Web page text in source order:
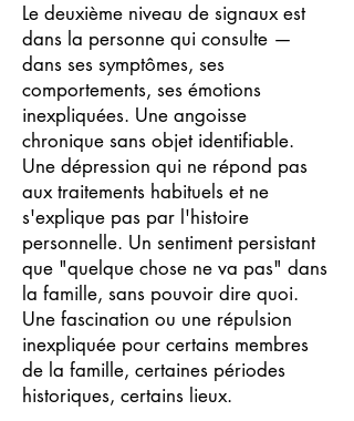
Le deuxième niveau de signaux est
dans la personne qui consulte —
dans ses symptômes, ses
comportements, ses émotions
inexpliquées. Une angoisse
chronique sans objet identifiable.
Une dépression qui ne répond pas
aux traitements habituels et ne
s'explique pas par l'histoire
personnelle. Un sentiment persistant
que "quelque chose ne va pas" dans
la famille, sans pouvoir dire quoi.
Une fascination ou une répulsion
inexpliquée pour certains membres
de la famille, certaines périodes
historiques, certains lieux.